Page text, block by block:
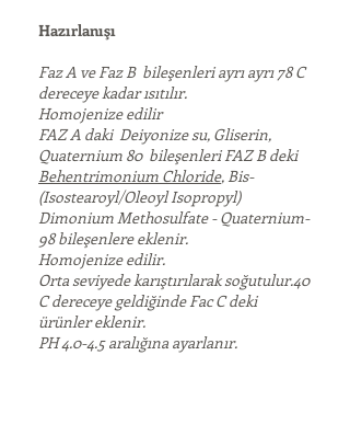
Hazırlanışı
Faz A ve Faz B bileşenleri ayrı ayrı 78 C
dereceye kadar ısıtılır.
Homojenize edilir
FAZ A daki Deiyonize su, Gliserin,
Quaternium 80 bileşenleri FAZ B deki
Behentrimonium Chloride, Bis-
(Isostearoyl/Oleoyl Isopropyl)
Dimonium Methosulfate - Quaternium-
98 bileşenlere eklenir.
Homojenize edilir.
Orta seviyede karıştırılarak soğutulur.40
C dereceye geldiğinde Fac C deki
ürünler eklenir.
PH 4.0-4.5 aralığına ayarlanır.